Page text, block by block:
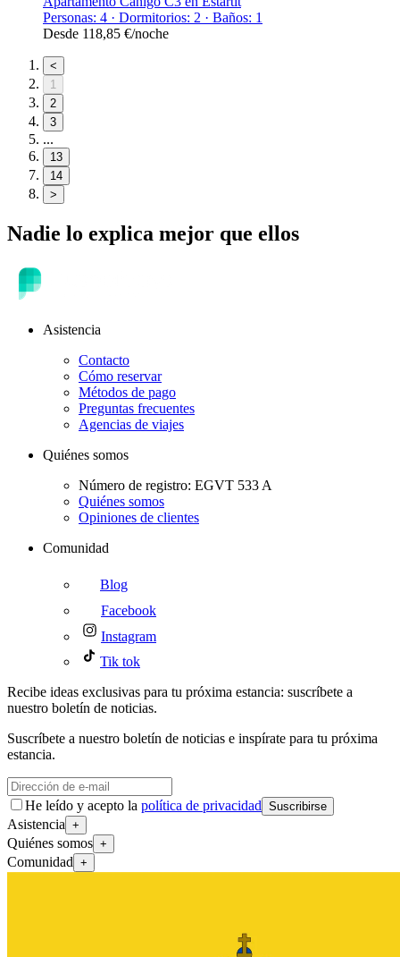
Personas: 4 · Dormitorios: 2 · Baños: 1
Desde 118,85 €/noche
<
1
2
3
...
13
14
>
Nadie lo explica mejor que ellos
Asistencia
Contacto
Cómo reservar
Métodos de pago
Preguntas frecuentes
Agencias de viajes
Quiénes somos
Número de registro: EGVT 533 A
Quiénes somos
Opiniones de clientes
Comunidad
Blog
Facebook
Instagram
Tik tok
Recibe ideas exclusivas para tu próxima estancia: suscríbete a
nuestro boletín de noticias.
Suscríbete a nuestro boletín de noticias e inspírate para tu próxima
estancia.
He leído y acepto la política de privacidad Suscribirse
Asistencia +
Quiénes somos +
Comunidad +